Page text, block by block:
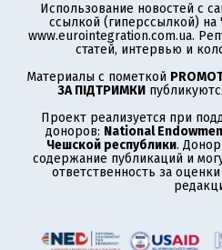
Использование новостей с
ссылкой (гиперссылкой) на
www.eurointegration.com.ua.
статей, интервью и
Материалы с пометкой
ЗА ПІДТРИМКИ
Проект реализуется при
доноров: National
Чешской республики.
содержание публикаций и
ответственность за